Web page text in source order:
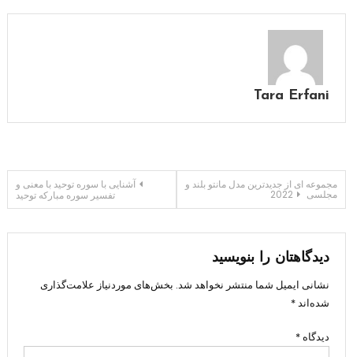
Tara Erfani
راهبری
آشنایی با سوره توحید با معنی و
تفسیر سوره مبارکه توحید
مجموعه ای از جدیدترین مدل مانتو بلند و
مجلسی 2022
دیدگاهتان را بنویسید
نشانی ایمیل شما منتشر نخواهد شد. بخش‌های موردنیاز علامت‌گذاری
شده‌اند*
دیدگاه *